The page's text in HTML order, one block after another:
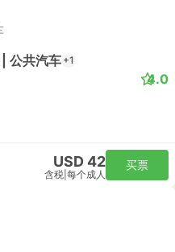
公共汽车 +1
4.0
USD 42
含税 每个成人
买票